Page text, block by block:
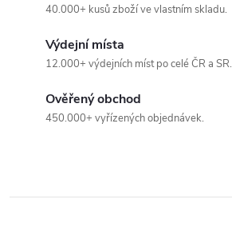
40.000+ kusů zboží ve vlastním skladu.
Výdejní místa
12.000+ výdejních míst po celé ČR a SR.
Ověřený obchod
450.000+ vyřízených objednávek.